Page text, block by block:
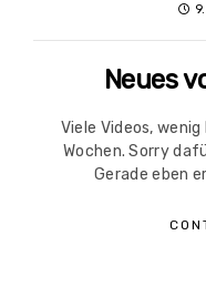
Neues
Viele Videos,
Wochen. Sorry
Gerade eben